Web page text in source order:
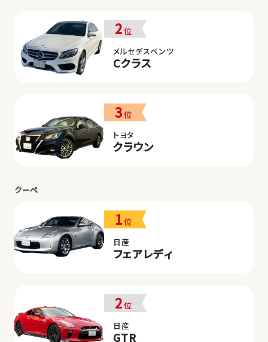
2位
メルセデスベンツ
Cクラス
3位
トヨタ
クラウン
クーペ
1位
日産
フェアレディ
2位
日産
GTR